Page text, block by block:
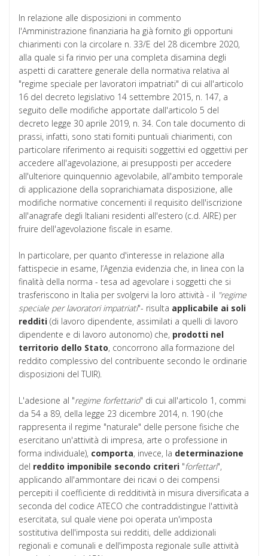
In relazione alle disposizioni in commento
l'Amministrazione finanziaria ha già fornito gli opportuni
chiarimenti con la circolare n. 33/E del 28 dicembre 2020,
alla quale si fa rinvio per una completa disamina degli
aspetti di carattere generale della normativa relativa al
"regime speciale per lavoratori impatriati" di cui all'articolo
16 del decreto legislativo 14 settembre 2015, n. 147, a
seguito delle modifiche apportate dall'articolo 5 del
decreto legge 30 aprile 2019, n. 34. Con tale documento di
prassi, infatti, sono stati forniti puntuali chiarimenti, con
particolare riferimento ai requisiti soggettivi ed oggettivi per
accedere all'agevolazione, ai presupposti per accedere
all'ulteriore quinquennio agevolabile, all'ambito temporale
di applicazione della soprarichiamata disposizione, alle
modifiche normative concernenti il requisito dell'iscrizione
all'anagrafe degli Italiani residenti all'estero (c.d. AIRE) per
fruire dell'agevolazione fiscale in esame.
In particolare, per quanto d'interesse in relazione alla
fattispecie in esame, l’Agenzia evidenzia che, in linea con la
finalità della norma - tesa ad agevolare i soggetti che si
trasferiscono in Italia per svolgervi la loro attività - il "regime
speciale per lavoratori impatriati"- risulta applicabile ai soli
redditi (di lavoro dipendente, assimilati a quelli di lavoro
dipendente e di lavoro autonomo) che, prodotti nel
territorio dello Stato, concorrono alla formazione del
reddito complessivo del contribuente secondo le ordinarie
disposizioni del TUIR).
L'adesione al "regime forfettario" di cui all'articolo 1, commi
da 54 a 89, della legge 23 dicembre 2014, n. 190 (che
rappresenta il regime "naturale" delle persone fisiche che
esercitano un'attività di impresa, arte o professione in
forma individuale), comporta, invece, la determinazione
del reddito imponibile secondo criteri "forfettari",
applicando all'ammontare dei ricavi o dei compensi
percepiti il coefficiente di redditività in misura diversificata a
seconda del codice ATECO che contraddistingue l'attività
esercitata, sul quale viene poi operata un'imposta
sostitutiva dell'imposta sui redditi, delle addizionali
regionali e comunali e dell'imposta regionale sulle attività